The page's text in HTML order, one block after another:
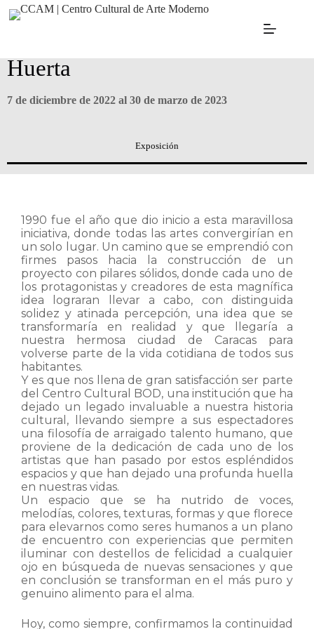
Huerta
7 de diciembre de 2022 al 30 de marzo de 2023
Exposición
1990 fue el año que dio inicio a esta maravillosa
iniciativa, donde todas las artes convergirían en
un solo lugar. Un camino que se emprendió con
firmes pasos hacia la construcción de un
proyecto con pilares sólidos, donde cada uno de
los protagonistas y creadores de esta magnífica
idea lograran llevar a cabo, con distinguida
solidez y atinada percepción, una idea que se
transformaría en realidad y que llegaría a
nuestra hermosa ciudad de Caracas para
volverse parte de la vida cotidiana de todos sus
habitantes.
Y es que nos llena de gran satisfacción ser parte
del Centro Cultural BOD, una institución que ha
dejado un legado invaluable a nuestra historia
cultural, llevando siempre a sus espectadores
una filosofía de arraigado talento humano, que
proviene de la dedicación de cada uno de los
artistas que han pasado por estos espléndidos
espacios y que han dejado una profunda huella
en nuestras vidas.
Un espacio que se ha nutrido de voces,
melodías, colores, texturas, formas y que florece
para elevarnos como seres humanos a un plano
de encuentro con experiencias que permiten
iluminar con destellos de felicidad a cualquier
ojo en búsqueda de nuevas sensaciones y que
en conclusión se transforman en el más puro y
genuino alimento para el alma.
Hoy, como siempre, confirmamos la continuidad